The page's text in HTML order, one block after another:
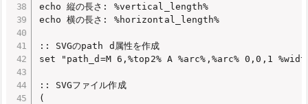
echo 縦の長さ: %vertical_length%
echo 横の長さ: %horizontal_length%
:: SVGのpath d属性を作成
set "path_d=M 6,%top2% A %arc%,%arc% 0,0,1
:: SVGファイル作成
(